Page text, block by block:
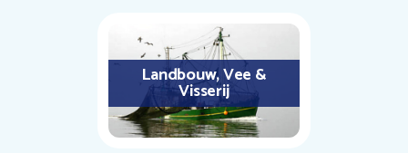
Landbouw, Vee &
Visserij